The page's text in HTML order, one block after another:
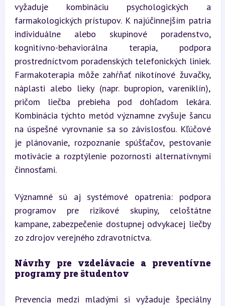
vyžaduje kombináciu psychologických a
farmakologických prístupov. K najúčinnejším patria
individuálne alebo skupinové poradenstvo,
kognitívno-behaviorálna terapia, podpora
prostredníctvom poradenských telefonických liniek.
Farmakoterapia môže zahŕňať nikotínové žuvačky,
náplasti alebo lieky (napr. bupropion, vareniklín),
pričom liečba prebieha pod dohľadom lekára.
Kombinácia týchto metód významne zvyšuje šancu
na úspešné vyrovnanie sa so závislosťou. Kľúčové
je plánovanie, rozpoznanie spúšťačov, pestovanie
motivácie a rozptýlenie pozornosti alternatívnymi
činnosťami.
Významné sú aj systémové opatrenia: podpora
programov pre rizikové skupiny, celoštátne
kampane, zabezpečenie dostupnej odvykacej liečby
zo zdrojov verejného zdravotníctva.
Návrhy pre vzdelávacie a preventívne
programy pre študentov
Prevencia medzi mladými si vyžaduje špeciálny